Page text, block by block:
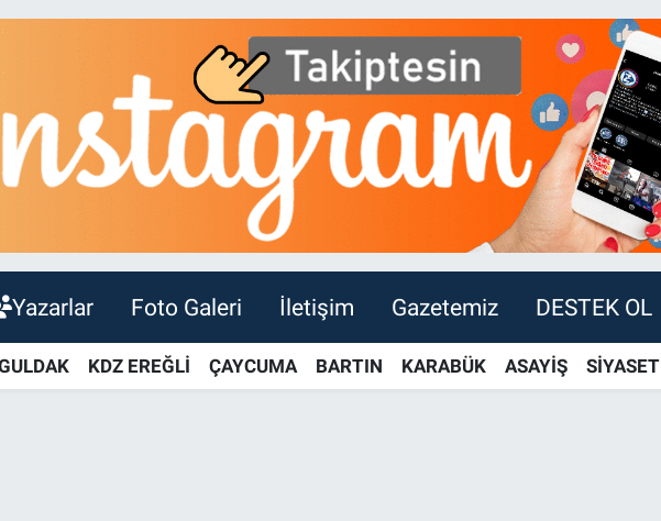
Yazarlar Foto Galeri İletişim Gazetemiz DESTEK OL
KDZ EREĞLİ ÇAYCUMA BARTIN KARABÜK ASAYİŞ SİYASET